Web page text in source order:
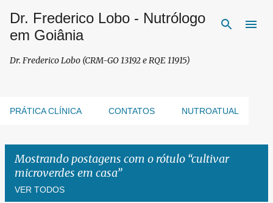
Pular para o conteúdo principal
Dr. Frederico Lobo - Nutrólogo
em Goiânia
Dr. Frederico Lobo (CRM-GO 13192 e RQE 11915)
PRÁTICA CLÍNICA CONTATOS NUTROATUAL
Mostrando postagens com o rótulo cultivar
microverdes em casa
VER TODOS